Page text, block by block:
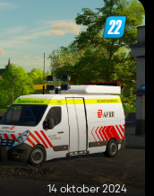
14 oktober 2024